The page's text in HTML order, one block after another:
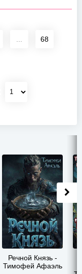
68
Речной Князь -
Тимофей Афаэль